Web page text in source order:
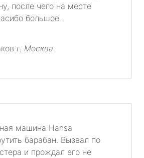
после чего на месте
большое.
г. Москва
машина Hansa
барабан. Вызвал по
и прождал его не